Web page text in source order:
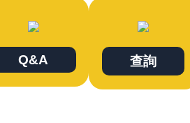
Q&A 查詢